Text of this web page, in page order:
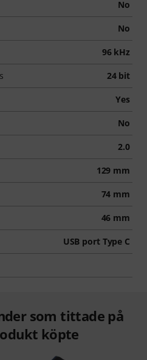
No
No
96 kHz
24 bit
Yes
No
2.0
129 mm
74 mm
46 mm
USB port Type C
som tittade på
köpte